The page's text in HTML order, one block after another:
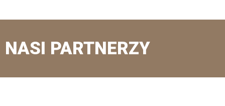
NASI PARTNERZY